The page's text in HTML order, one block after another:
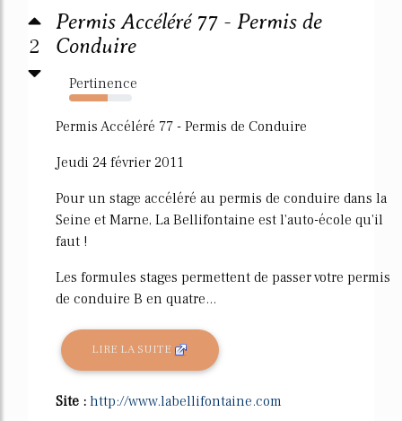
2
Permis Accéléré 77 - Permis de
Conduire
Pertinence
62%
Permis Accéléré 77 - Permis de Conduire
Jeudi 24 février 2011
Pour un stage accéléré au permis de conduire dans la
Seine et Marne, La Bellifontaine est l'auto-école qu'il
faut !
Les formules stages permettent de passer votre permis
de conduire B en quatre...
LIRE LA SUITE
Site : http://www.labellifontaine.com